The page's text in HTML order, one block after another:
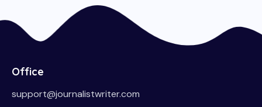
Office
support@journalistwriter.com